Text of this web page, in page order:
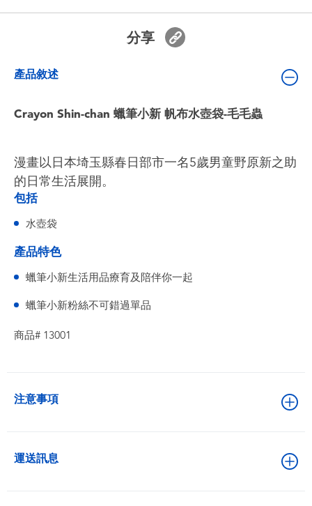
嬰兒及學前玩具
電池
盲盒
角色收藏
生活雜貨
分享
產品敘述
Crayon Shin-chan 蠟筆小新 帆布水壺袋-毛毛蟲
漫畫以日本埼玉縣春日部市一名5歲男童野原新之助
的日常生活展開。
包括
水壺袋
產品特色
蠟筆小新生活用品療育及陪伴你一起
蠟筆小新粉絲不可錯過單品
商品# 13001
注意事項
運送訊息